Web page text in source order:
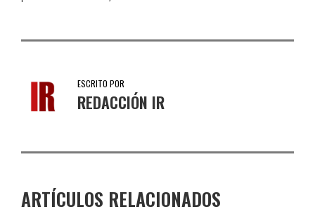
ESCRITO POR
REDACCIÓN IR
ARTÍCULOS RELACIONADOS